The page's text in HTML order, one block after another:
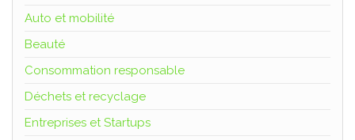
Auto et mobilité
Beauté
Consommation responsable
Déchets et recyclage
Entreprises et Startups